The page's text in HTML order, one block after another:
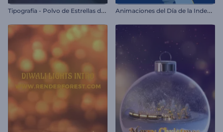
T
ipografía - Polvo de Estrellas de Neón A
nimaciones del Día de la Independencia de EE. UU.